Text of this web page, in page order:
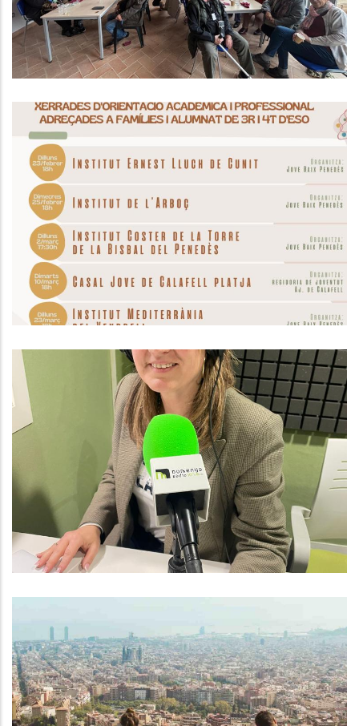
ORIENTACIÓ ACADÈMICA JBP I OJBP
2026
Educació, Joventut
Baix Penedès Al Dia Amb
Montserrat Ventosa
Altres
OPORTUNITAT PER A JOVES
TALENTS DE LA COMARCA